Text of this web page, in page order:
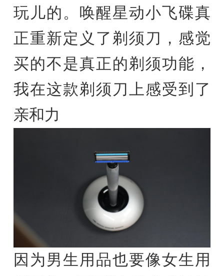
玩儿的。唤醒星动小飞碟真
正重新定义了剃须刀，感觉
买的不是真正的剃须功能，
我在这款剃须刀上感受到了
亲和力
因为男生用品也要像女生用